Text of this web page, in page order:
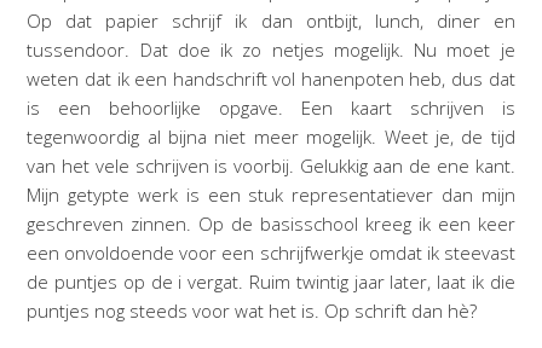
Op dat papier schrijf ik dan ontbijt, lunch, diner en
tussendoor. Dat doe ik zo netjes mogelijk. Nu moet je
weten dat ik een handschrift vol hanenpoten heb, dus dat
is een behoorlijke opgave. Een kaart schrijven is
tegenwoordig al bijna niet meer mogelijk. Weet je, de tijd
van het vele schrijven is voorbij. Gelukkig aan de ene kant.
Mijn getypte werk is een stuk representatiever dan mijn
geschreven zinnen. Op de basisschool kreeg ik een keer
een onvoldoende voor een schrijfwerkje omdat ik steevast
de puntjes op de i vergat. Ruim twintig jaar later, laat ik die
puntjes nog steeds voor wat het is. Op schrift dan hè?